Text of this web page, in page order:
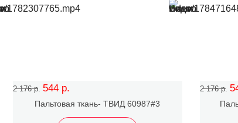
2 176 р. 544 р.
Пальтовая ткань- ТВИД 60987#3
2 176 р.